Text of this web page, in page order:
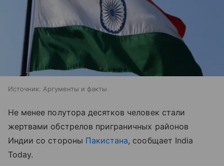
Источник: Аргументы и факты
Не менее полутора десятков человек стали
жертвами обстрелов приграничных районов
Индии со стороны Пакистана, сообщает India
Today.